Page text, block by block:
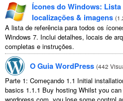
Ícones do Windows:
localizações & imagens (
A lista de referência para todos os
Windows 7. Inclui detalhes, locais de
completas e instruções.
O Guia WordPress (442
Parte 1: Começando 1.1 Initial
basics 1.1.1 Buy hosting Whilst you
wordpress.com, you lose some control